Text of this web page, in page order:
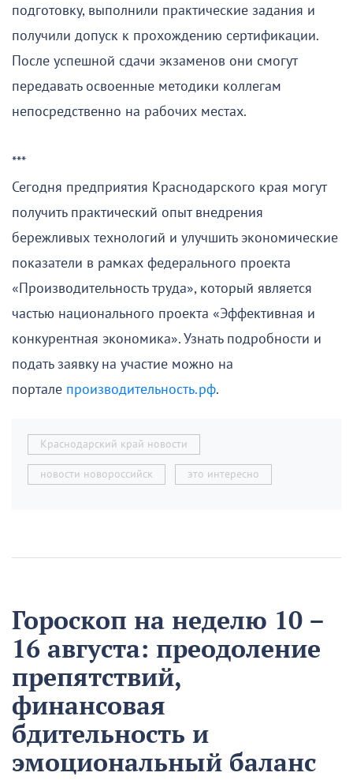
подготовку, выполнили практические задания и
получили допуск к прохождению сертификации.
После успешной сдачи экзаменов они смогут
передавать освоенные методики коллегам
непосредственно на рабочих местах.
***
Сегодня предприятия Краснодарского края могут
получить практический опыт внедрения
бережливых технологий и улучшить экономические
показатели в рамках федерального проекта
«Производительность труда», который является
частью национального проекта «Эффективная и
конкурентная экономика». Узнать подробности и
подать заявку на участие можно на
портале производительность.рф.
Краснодарский край новости
новости новороссийск это интересно
Гороскоп на неделю 10 –
16 августа: преодоление
препятствий,
финансовая
бдительность и
эмоциональный баланс